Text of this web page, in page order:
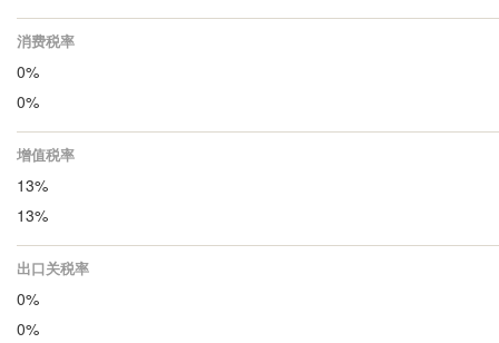
消费税率
0%
0%
增值税率
13%
13%
出口关税率
0%
0%